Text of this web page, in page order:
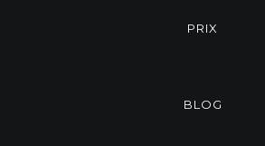
PRIX
BLOG